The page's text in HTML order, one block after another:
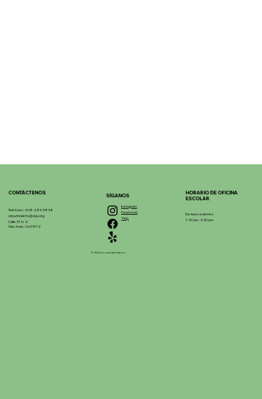
CONTÁCTENOS
Teléfono: 408-283-5858
stpatrickinfo@dsj.org
Calle 51 N. 9,
San José, Ca 95112
Instagram
Facebook
Yelp
SÍGANOS
© 2025 Escuela San Patricio
HORARIO DE OFICINA
ESCOLAR
De lunes a viernes
7:30 am - 3:30 pm